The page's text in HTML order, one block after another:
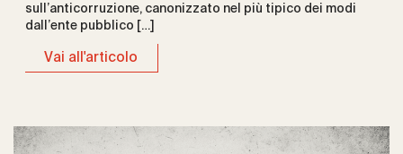
sull’anticorruzione, canonizzato nel più tipico dei modi
dall’ente pubblico […]
Vai all'articolo